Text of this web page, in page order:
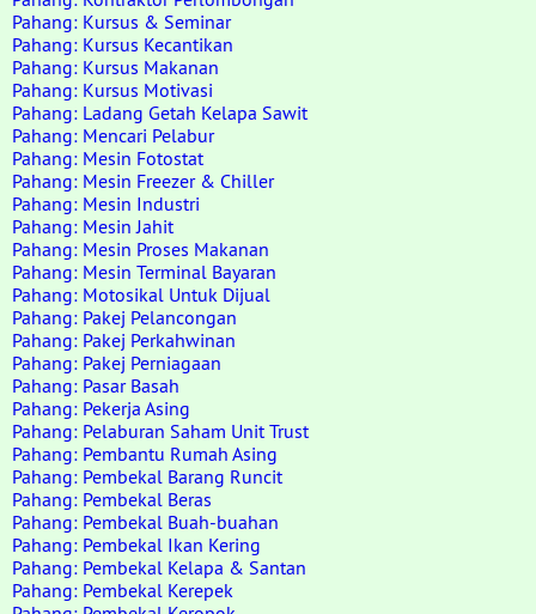
Pahang: Kursus & Seminar
Pahang: Kursus Kecantikan
Pahang: Kursus Makanan
Pahang: Kursus Motivasi
Pahang: Ladang Getah Kelapa Sawit
Pahang: Mencari Pelabur
Pahang: Mesin Fotostat
Pahang: Mesin Freezer & Chiller
Pahang: Mesin Industri
Pahang: Mesin Jahit
Pahang: Mesin Proses Makanan
Pahang: Mesin Terminal Bayaran
Pahang: Motosikal Untuk Dijual
Pahang: Pakej Pelancongan
Pahang: Pakej Perkahwinan
Pahang: Pakej Perniagaan
Pahang: Pasar Basah
Pahang: Pekerja Asing
Pahang: Pelaburan Saham Unit Trust
Pahang: Pembantu Rumah Asing
Pahang: Pembekal Barang Runcit
Pahang: Pembekal Beras
Pahang: Pembekal Buah-buahan
Pahang: Pembekal Ikan Kering
Pahang: Pembekal Kelapa & Santan
Pahang: Pembekal Kerepek